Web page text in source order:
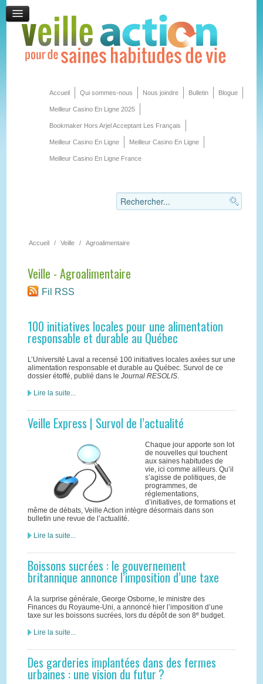
Accueil Qui sommes-nous Nous joindre Bulletin Blogue
Meilleur Casino En Ligne 2025
Bookmaker Hors Arjel Acceptant Les Français
Meilleur Casino En Ligne Meilleur Casino En Ligne
Meilleur Casino En Ligne France
Accueil / Veille / Agroalimentaire
Veille - Agroalimentaire
Fil RSS
100 initiatives locales pour une alimentation
responsable et durable au Québec
L’Université Laval a recensé 100 initiatives locales axées sur une
alimentation responsable et durable au Québec. Survol de ce
dossier étoffé, publié dans le Journal RESOLIS.
Lire la suite...
Veille Express | Survol de l’actualité
Chaque jour apporte son lot
de nouvelles qui touchent
aux saines habitudes de
vie, ici comme ailleurs. Qu’il
s’agisse de politiques, de
programmes, de
réglementations,
d’initiatives, de formations et
même de débats, Veille Action intègre désormais dans son
bulletin une revue de l’actualité.
Lire la suite...
Boissons sucrées : le gouvernement
britannique annonce l’imposition d’une taxe
À la surprise générale, George Osborne, le ministre des
Finances du Royaume-Uni, a annoncé hier l’imposition d’une
taxe sur les boissons sucrées, lors du dépôt de son 8ebudget.
Lire la suite...
Des garderies implantées dans des fermes
urbaines : une vision du futur ?